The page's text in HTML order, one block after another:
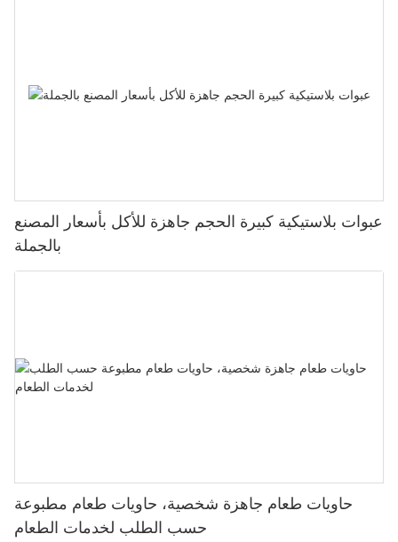
عبوات بلاستيكية كبيرة الحجم جاهزة للأكل بأسعار المصنع
بالجملة
حاويات طعام جاهزة شخصية، حاويات طعام مطبوعة
حسب الطلب لخدمات الطعام